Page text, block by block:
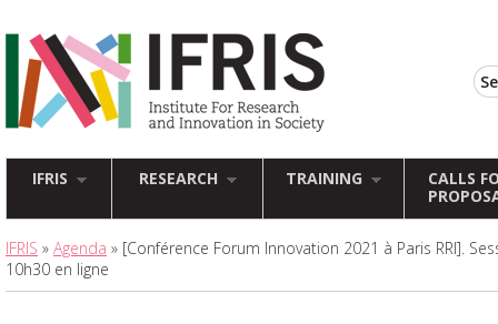
IFRIS RESEARCH TRAINING
CALLS
IFRIS » Agenda » [Conférence Forum Innovation 2021 à Paris RRI].
10h30 en ligne